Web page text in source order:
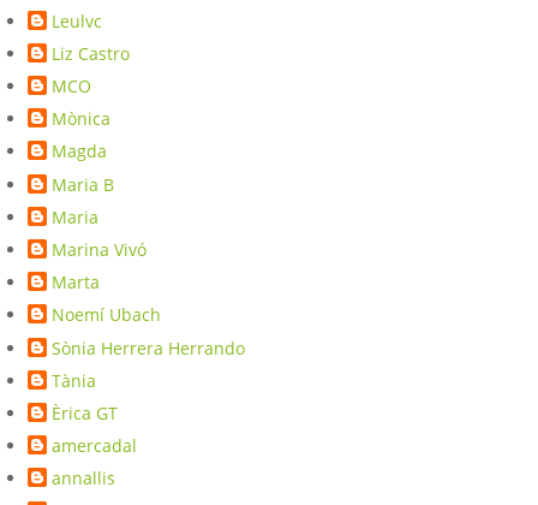
Leulvc
Liz Castro
MCO
Mònica
Magda
Maria B
Maria
Marina Vivó
Marta
Noemí Ubach
Sònia Herrera Herrando
Tània
Èrica GT
amercadal
annallis